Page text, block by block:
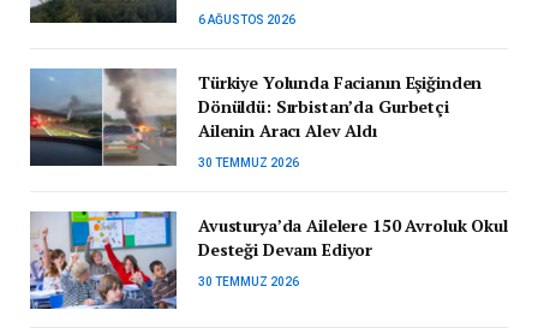
6 AĞUSTOS 2026
Türkiye Yolunda Facianın Eşiğinden
Dönüldü: Sırbistan’da Gurbetçi
Ailenin Aracı Alev Aldı
30 TEMMUZ 2026
Avusturya’da Ailelere 150 Avroluk Okul
Desteği Devam Ediyor
30 TEMMUZ 2026